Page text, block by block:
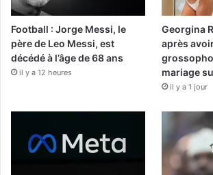
Football : Jorge Messi, le
père de Leo Messi, est
décédé à l’âge de 68 ans
il y a 12 heures
Georgina
après
mariage
il y a 1 jour